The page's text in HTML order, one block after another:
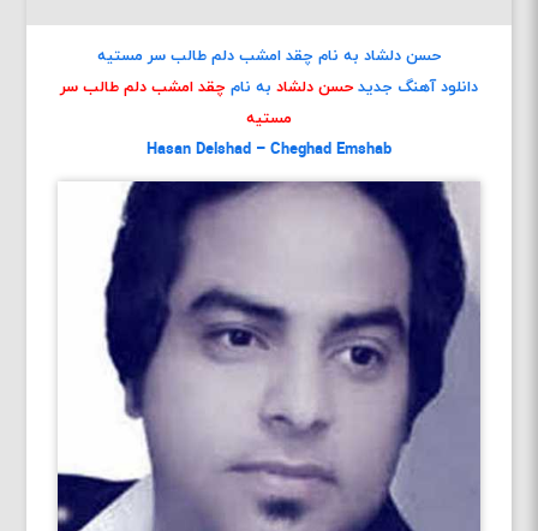
حسن دلشاد به نام چقد امشب دلم طالب سر مستیه
دانلود آهنگ جدید حسن دلشاد به نام چقد امشب دلم طالب سر
مستیه
Hasan Delshad – Cheghad Emshab